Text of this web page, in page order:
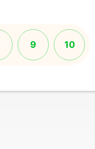
9 10